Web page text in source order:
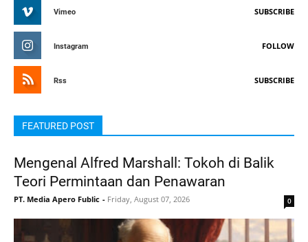
Vimeo SUBSCRIBE
Instagram FOLLOW
Rss SUBSCRIBE
FEATURED POST
Mengenal Alfred Marshall: Tokoh di Balik
Teori Permintaan dan Penawaran
PT. Media Apero Fublic - Friday, August 07, 2026 0